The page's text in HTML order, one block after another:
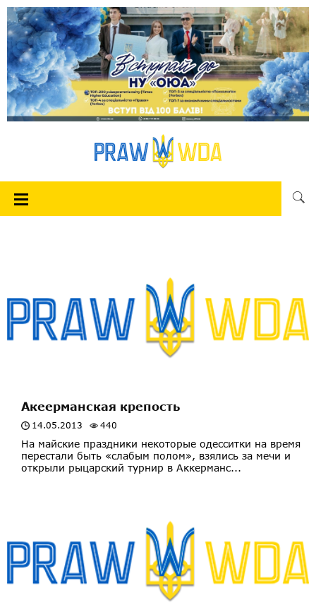
Акеерманская крепость
14.05.2013 440
На майские праздники некоторые одесситки на время
перестали быть «слабым полом», взялись за мечи и
открыли рыцарский турнир в Аккерманс...